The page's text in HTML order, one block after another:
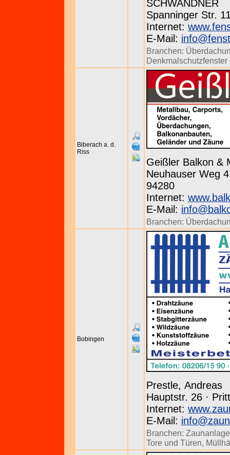
SCHWANDNER
Spanninger Str.
Internet:
E-Mail:
Branchen:
Denkmalschutzfenster
Biberach a. d.
Riss
Geißler Balkon &
Neuhauser Weg
94280
Internet:
E-Mail:
Branchen:
Bobingen
Prestle, Andreas
Hauptstr. 26 ·
Internet:
E-Mail:
Branchen:
Tore und Türen,